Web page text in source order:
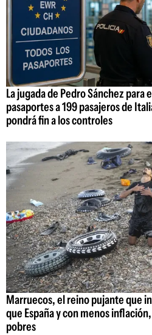
La jugada de Pedro Sánchez para
pasaportes a 199 pasajeros de
pondrá fin a los controles
Marruecos, el reino pujante que
que España y con menos
pobres